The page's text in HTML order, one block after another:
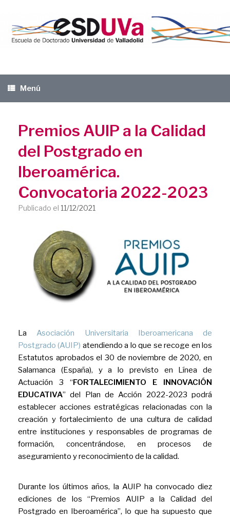
contenido
Menú
Premios AUIP a la Calidad
del Postgrado en
Iberoamérica.
Convocatoria 2022-2023
Publicado el 11/12/2021
LaAsociación Universitaria Iberoamericana de
Postgrado (AUIP) atendiendo a lo que se recoge en los
Estatutos aprobados el 30 de noviembre de 2020, en
Salamanca (España), y a lo previsto en Línea de
Actuación 3 “FORTALECIMIENTO E INNOVACIÓN
EDUCATIVA” del Plan de Acción 2022-2023 podrá
establecer acciones estratégicas relacionadas con la
creación y fortalecimiento de una cultura de calidad
entre instituciones y responsables de programas de
formación, concentrándose, en procesos de
aseguramiento y reconocimiento de la calidad.
Durante los últimos años, la AUIP ha convocado diez
ediciones de los “Premios AUIP a la Calidad del
Postgrado en Iberoamérica”, lo que ha supuesto que